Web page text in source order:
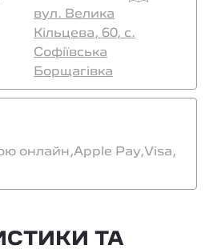
вул. Велика
Кільцева, 60, с.
Софіївська
Борщагівка
онлайн,Apple Pay,Visa,
ТА